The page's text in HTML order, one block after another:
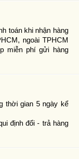
toán khi nhận hàng
ngoài TPHCM
miễn phí gửi hàng
thời gian 5 ngày kể
định đổi - trả hàng